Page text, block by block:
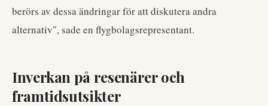
berörs av dessa ändringar för att diskutera andra
alternativ", sade en flygbolagsrepresentant.
Inverkan på resenärer och
framtidsutsikter